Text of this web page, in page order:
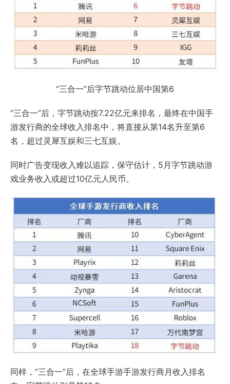
“三合一”后字节跳动位居中国第6
“三合一”后，字节跳动按7.22亿元来排名，最终在中国手
游发行商的全球收入排名中，将直接从第14名升至第6
名，超过灵犀互娱和三七互娱。
同时广告变现收入难以追踪，保守估计，5月字节跳动游
戏业务收入或超过10亿元人民币。
同样，“三合一”后，在全球手游手游发行商月收入排名